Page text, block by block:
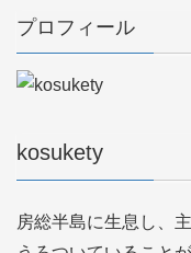
プロフィール
kosukety
房総半島に生息し、